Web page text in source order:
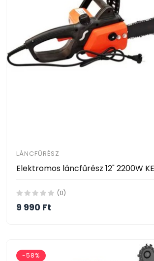
LÁNCFŰRÉSZ
Elektromos láncfűrész 12" 2200W
(0)
9 990 Ft
-58%